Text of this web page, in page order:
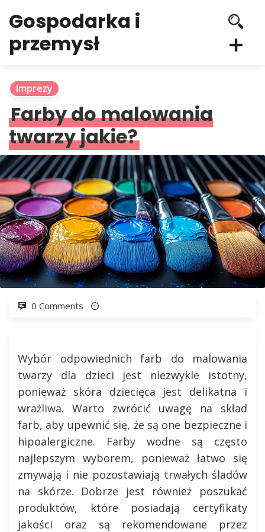
Gospodarka i
przemysł
Imprezy
Farby do malowania
twarzy jakie?
0 Comments
Wybór odpowiednich farb do malowania
twarzy dla dzieci jest niezwykle istotny,
ponieważ skóra dziecięca jest delikatna i
wrażliwa. Warto zwrócić uwagę na skład
farb, aby upewnić się, że są one bezpieczne i
hipoalergiczne. Farby wodne są często
najlepszym wyborem, ponieważ łatwo się
zmywają i nie pozostawiają trwałych śladów
na skórze. Dobrze jest również poszukać
produktów, które posiadają certyfikaty
jakości oraz są rekomendowane przez